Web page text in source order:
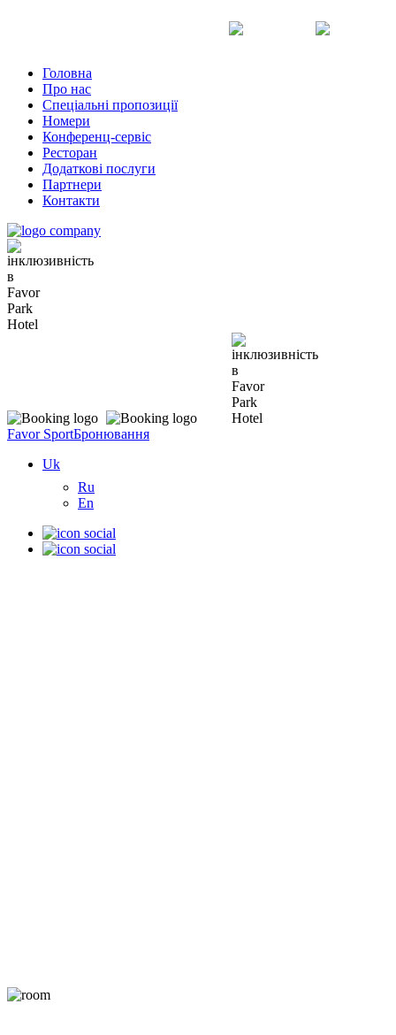
Головна
Про нас
Спеціальні пропозиції
Номери
Конференц-сервіс
Ресторан
Додаткові послуги
Партнери
Контакти
Favor SportБронювання
Uk
Ru
En